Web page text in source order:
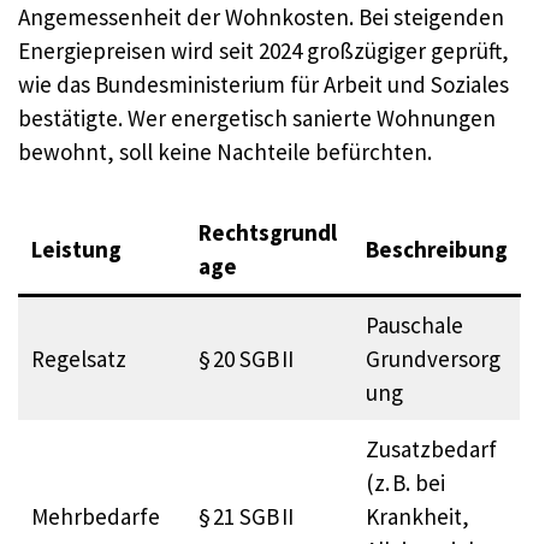
Angemessenheit der Wohnkosten. Bei steigenden
Energiepreisen wird seit 2024 großzügiger geprüft,
wie das Bundesministerium für Arbeit und Soziales
bestätigte. Wer energetisch sanierte Wohnungen
bewohnt, soll keine Nachteile befürchten.
Leistung
Rechtsgrundl
age
Beschreibung
Regelsatz § 20 SGB II
Pauschale
Grundversorg
ung
Mehrbedarfe § 21 SGB II
Zusatzbedarf
(z. B. bei
Krankheit,